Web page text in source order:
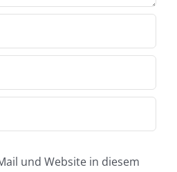
und Website in diesem